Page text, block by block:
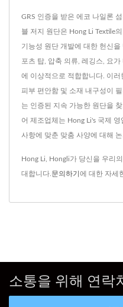
GRS 인증을 받은 에코 나일론
블 저지 원단은 Hong Li Textile
기능성 원단 개발에 대한 헌신
포츠 탑, 압축 의류, 레깅스, 요
에 이상적으로 적합합니다. 이러
피부 편안함 및 소재 내구성이
는 인증된 지속 가능한 원단을
어 제조업체는 Hong Li's 국제
사항에 맞춘 맞춤 사양에 대해
Hong Li, Hongli가 당신을 우리
대합니다. 문의하기 에 대한 자세
소통을 위해 연락